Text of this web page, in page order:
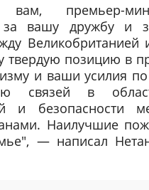
вам, премьер-
вашу дружбу и
позицию в
и ваши усилия
связей в
и безопасности
Наилучшие
— написал